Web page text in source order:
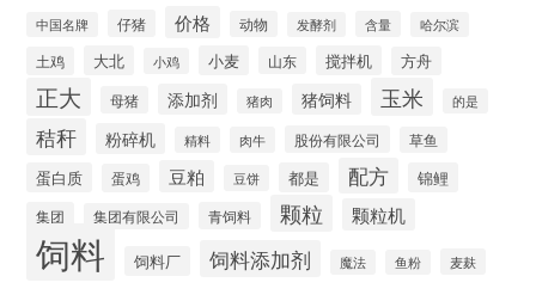
中国名牌 仔猪 价格 动物 发酵剂 含量 哈尔滨
土鸡 大北 小鸡 小麦 山东 搅拌机 方舟
正大 母猪 添加剂 猪肉 猪饲料 玉米 的是
秸秆 粉碎机 精料 肉牛 股份有限公司 草鱼
蛋白质 蛋鸡 豆粕 豆饼 都是 配方 锦鲤
集团 集团有限公司 青饲料 颗粒 颗粒机
饲料 饲料厂 饲料添加剂 魔法 鱼粉 麦麸